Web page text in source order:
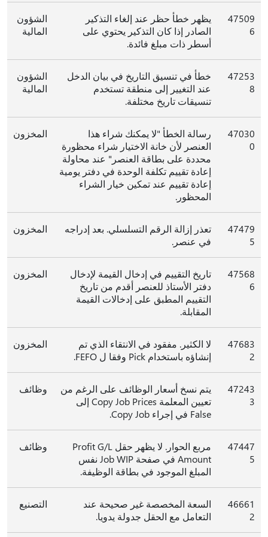
47509
6
يظهر خطأ حظر عند إلغاء التذكير
الصادر إذا كان التذكير يحتوي على
أسطر ذات مبلغ فائدة.
الشؤون
المالية
47253
8
خطأ في تنسيق التاريخ في بيان الدخل
عند التغيير إلى منطقة تستخدم
تنسيقات تاريخ مختلفة.
الشؤون
المالية
47030
0
رسالة الخطأ "لا يمكنك شراء هذا
العنصر لأن خانة الاختيار شراء محظورة
محددة على بطاقة العنصر" عند محاولة
إعادة تقييم تكلفة الوحدة في دفتر يومية
إعادة تقييم عند تمكين خيار الشراء
المحظور.
المخزون
47479
5
تعذر إزالة الرقم التسلسلي. بعد إدراجه
في عنصر.
المخزون
47568
6
تاريخ التقييم في إدخال القيمة لإدخال
دفتر الأستاذ للعنصر أقدم من تاريخ
التقييم المطبق على إدخالات القيمة
المقابلة.
المخزون
47683
2
لا الكثير. مفقود في الانتقاء الذي تم
إنشاؤه باستخدام Pick وفقا ل FEFO.
المخزون
47243
3
يتم نسخ أسعار الوظائف على الرغم من
تعيين المعلمة Copy Job Prices إلى
False في إجراء Copy Job.
وظائف
47447
5
مربع الحوار. لا يظهر حقل Profit G/L
Amount في صفحة Job WIP نفس
المبلغ الموجود في بطاقة الوظيفة.
وظائف
46661
2
السعة المخصصة غير صحيحة عند
التعامل مع الحقل جدولة يدويا.
التصنيع